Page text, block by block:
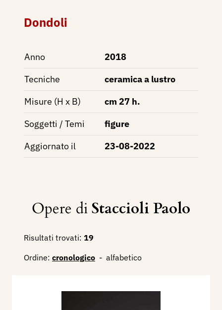
Dondoli
Anno
2018
Tecniche
ceramica a lustro
Misure (H x B)
cm 27 h.
Soggetti / Temi
figure
Aggiornato il
23-08-2022
Opere diStaccioli Paolo
Risultati trovati: 19
Ordine: cronologico - alfabetico